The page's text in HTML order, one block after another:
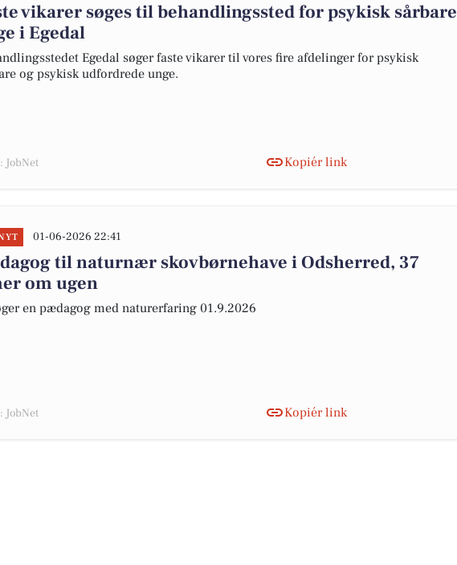
vikarer søges til behandlingssted for psykisk sårbare
i Egedal
Egedal søger faste vikarer til vores fire afdelinger for psykisk
og psykisk udfordrede unge.
JobNet Kopiér link
01-06-2026 22:41
til naturnær skovbørnehave i Odsherred, 37
om ugen
en pædagog med naturerfaring 01.9.2026
JobNet Kopiér link